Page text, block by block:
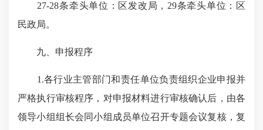
27-28条牵头单位：区发改局，29条牵头单位：区
民政局。
九、申报程序
1.各行业主管部门和责任单位负责组织企业申报并
严格执行审核程序，对申报材料进行审核确认后，由各
领导小组组长会同小组成员单位召开专题会议复核，复